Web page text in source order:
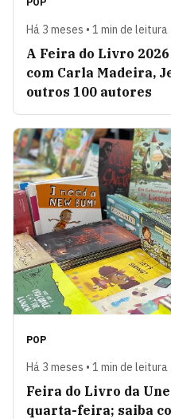
Há 3 meses • 1 min de leitura
A Feira do Livro
com Carla Madeira,
outros 100 autores
POP
Há 3 meses • 1 min de leitura
Feira do Livro da
quarta-feira; saiba